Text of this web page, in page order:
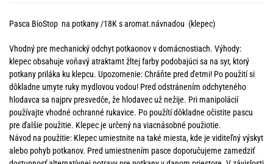
Pasca BioStop na potkany /18K s aromat.návnadou (klepec)
Vhodný pre mechanický odchyt potkaonov v domácnostiach. Výhody:
klepec obsahuje voňavý atraktamt žltej farby podobajúci sa na syr, ktorý
potkany priláka ku klepcu. Upozornenie: Chráňte pred ďetmi! Po použití si
dôkladne umyte ruky mydlovou vodou! Pred odstránením odchyteného
hlodavca sa najprv presvedče, že hlodavec už nežije. Pri manipolácií
používajte vhodné ochranné rukavice. Po použítí dôkladne očistite pascu
pre ďalšie použitie. Klepec je určený na viacnásobné použiotie.
Návod na použitie: Klepec umiestnite na také miesta, kde je viditeľný výskyt
alebo pohyb potkanov. Pred umiestnením pasce doporučujeme zamedziť